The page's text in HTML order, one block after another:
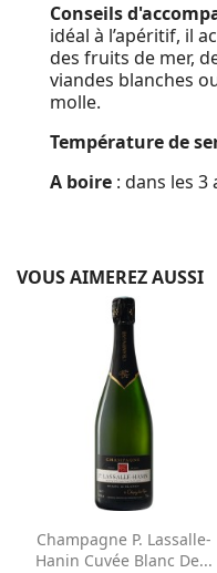
Conseils
idéal à l’apéritif, il
des fruits de mer,
viandes blanches
molle.
Température de
A boire : dans les 3
VOUS AIMEREZ AUSSI
Aperçu rapide
Champagne P. Lassalle-
Hanin Cuvée Blanc De...